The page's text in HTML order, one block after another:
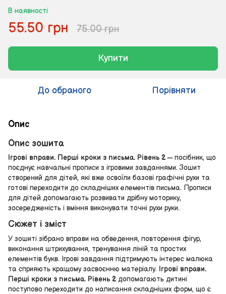
В наявності
55.50 грн 75.00 грн
Купити
До обраного Порівняти
Опис
Опис зошита
Ігрові вправи. Перші кроки з письма. Рівень 2— посібник, що
поєднує навчальні прописи з ігровими завданнями. Зошит
створений для дітей, які вже освоїли базові графічні рухи та
готові переходити до складніших елементів письма. Прописи
для дітей допомагають розвивати дрібну моторику,
зосередженість і вміння виконувати точні рухи руки.
Сюжет і зміст
У зошиті зібрано вправи на обведення, повторення фігур,
виконання штрихування, тренування ліній та простих
елементів букв. Ігрові завдання підтримують інтерес малюка
та сприяють кращому засвоєнню матеріалу. Ігрові вправи.
Перші кроки з письма. Рівень 2 допомагають дитині
поступово переходити до написання складніших форм, що є